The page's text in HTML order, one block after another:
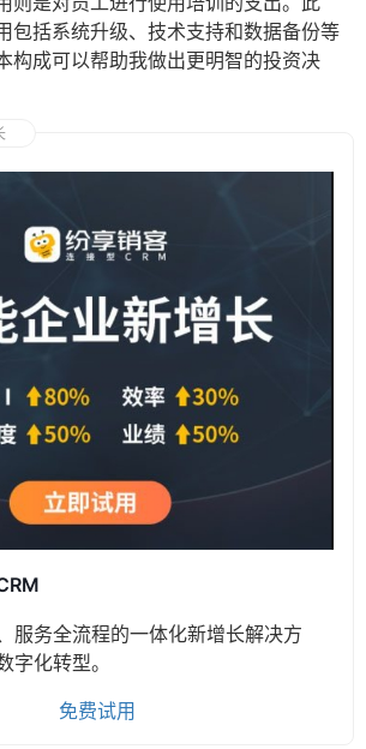
包括系统升级、技术支持和数据备份等
构成可以帮助我做出更明智的投资决
服务全流程的一体化新增长解决方
字化转型。
免费试用